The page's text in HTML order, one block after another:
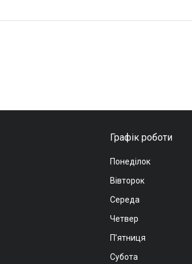
Графік роботи
Понеділок
Вівторок
Середа
Четвер
Пʼятниця
Субота